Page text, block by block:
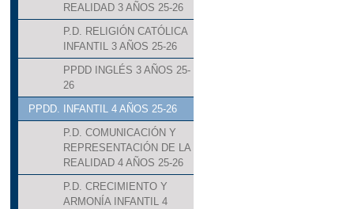
REALIDAD 3 AÑOS 25-26
P.D. RELIGIÓN CATÓLICA
INFANTIL 3 AÑOS 25-26
PPDD INGLÉS 3 AÑOS 25-
26
PPDD. INFANTIL 4 AÑOS 25-26
P.D. COMUNICACIÓN Y
REPRESENTACIÓN DE LA
REALIDAD 4 AÑOS 25-26
P.D. CRECIMIENTO Y
ARMONÍA INFANTIL 4